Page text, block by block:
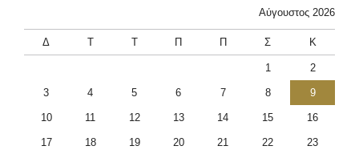
Αύγουστος 2026
Δ Τ Τ Π Π Σ Κ
1 2
3 4 5 6 7 8 9
10 11 12 13 14 15 16
17 18 19 20 21 22 23